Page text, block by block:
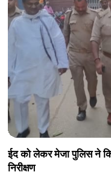
ईद को लेकर मेजा पुलिस ने
निरीक्षण